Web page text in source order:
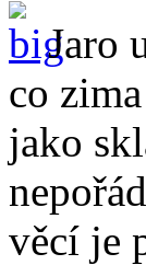
Jaro
co
jako
věcí je